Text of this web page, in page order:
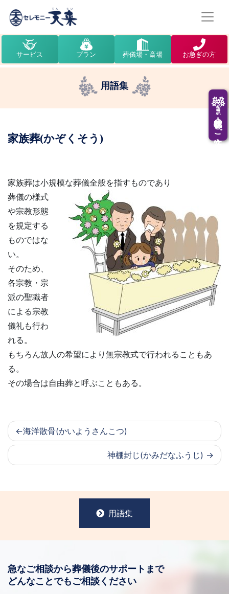
供花・供物のご注文
サービス プラン 葬儀場・斎場 お急ぎの方
用語集
家族葬(かぞくそう)
家族葬は小規模な葬儀全般を指すものであり
葬儀の様式
や宗教形態
を規定する
ものではな
い。
そのため、
各宗教・宗
派の聖職者
による宗教
儀礼も行わ
れる。
もちろん故人の希望により無宗教式で行われることもあ
る。
その場合は自由葬と呼ぶこともある。
海洋散骨(かいようさんこつ)
神棚封じ(かみだなふうじ)
用語集
急なご相談から葬儀後のサポートまで
どんなことでもご相談ください